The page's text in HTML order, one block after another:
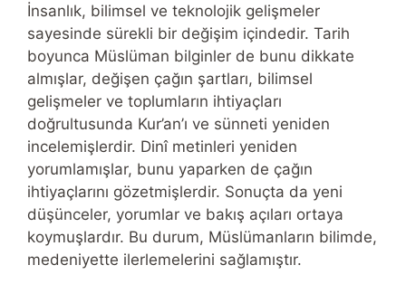
İnsanlık, bilimsel ve teknolojik gelişmeler
sayesinde sürekli bir değişim içindedir. Tarih
boyunca Müslüman bilginler de bunu dikkate
almışlar, değişen çağın şartları, bilimsel
gelişmeler ve toplumların ihtiyaçları
doğrultusunda Kur’an’ı ve sünneti yeniden
incelemişlerdir. Dinî metinleri yeniden
yorumlamışlar, bunu yaparken de çağın
ihtiyaçlarını gözetmişlerdir. Sonuçta da yeni
düşünceler, yorumlar ve bakış açıları ortaya
koymuşlardır. Bu durum, Müslümanların bilimde,
medeniyette ilerlemelerini sağlamıştır.